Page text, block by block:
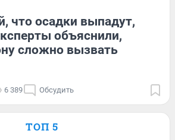
что осадки выпадут,
объяснили,
сложно вызвать
6 389 Обсудить
ТОП 5